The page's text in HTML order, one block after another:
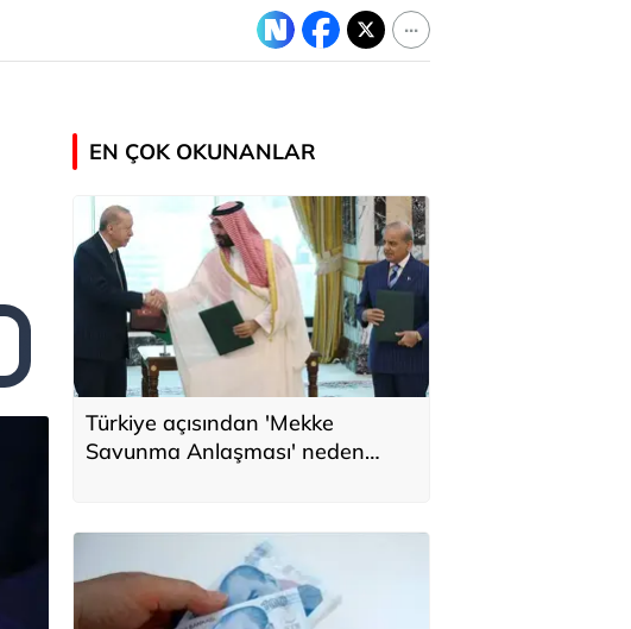
EN ÇOK OKUNANLAR
Türkiye açısından 'Mekke
Savunma Anlaşması' neden